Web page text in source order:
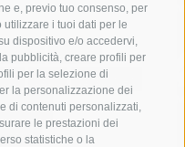
e, previo tuo consenso, per
i tuoi dati per le
dispositivo e/o accedervi,
pubblicità, creare profili per
per la selezione di
la personalizzazione dei
di contenuti personalizzati,
le prestazioni dei
statistiche o la
arresto
capri
carabinieri